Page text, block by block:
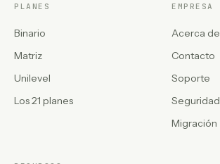
PLANES
Binario
Matriz
Unilevel
Los 21 planes
EMPRESA
Acerca de
Contacto
Soporte
Seguridad
Migración